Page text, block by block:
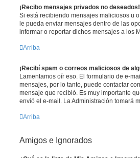
¡Recibo mensajes privados no deseados!
Si está recibiendo mensajes maliciosos u
le pueda enviar mensajes dentro de las
informar o reportar dichos mensajes a los
Arriba
¡Recibí spam o correos maliciosos de
Lamentamos oír eso. El formulario de e-
mensajes, por lo tanto, puede contactar
mensaje que recibió. Es muy importante
envió el e-mail. La Administración tomará
Arriba
Amigos e Ignorados